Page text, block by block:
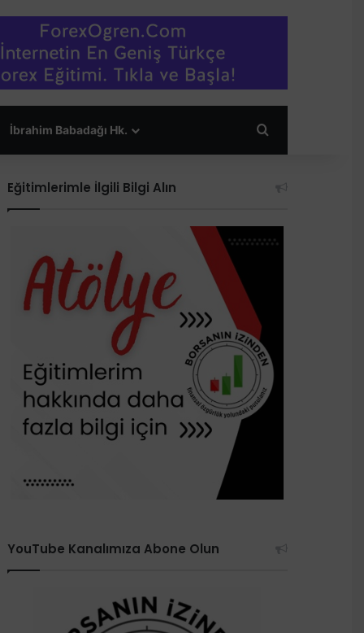
İbrahim Babadağı Hk.
Eğitimlerimle İlgili Bilgi Alın
YouTube Kanalımıza Abone Olun